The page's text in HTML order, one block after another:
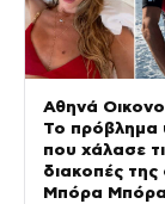
Αθηνά
Το πρόβλημα
που χάλασε
διακοπές της
Μπόρα Μπόρα